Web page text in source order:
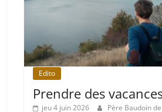
Edito
Prendre des
jeu 4 juin 2026
Père Baudoin